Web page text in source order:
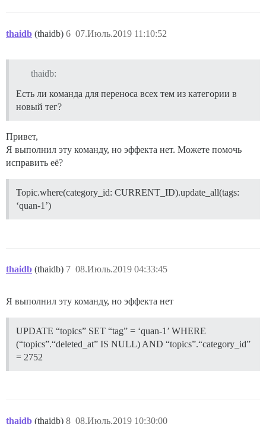
thaidb (thaidb) 07.Июль.2019 11:10:52
6
thaidb:
Есть ли команда для переноса всех тем из категории в
новый тег?
Привет,
Я выполнил эту команду, но эффекта нет. Можете помочь
исправить её?
Topic.where(category_id: CURRENT_ID).update_all(tags:
‘quan-1’)
thaidb (thaidb) 08.Июль.2019 04:33:45
7
Я выполнил эту команду, но эффекта нет
UPDATE “topics” SET “tag” = ‘quan-1’ WHERE
(“topics”.“deleted_at” IS NULL) AND “topics”.“category_id”
= 2752
thaidb (thaidb) 08.Июль.2019 10:30:00
8